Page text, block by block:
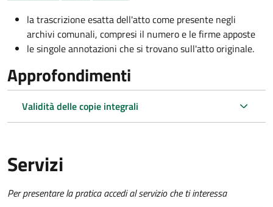
la trascrizione esatta dell'atto come presente negli
archivi comunali, compresi il numero e le firme apposte
le singole annotazioni che si trovano sull'atto originale.
Approfondimenti
Validità delle copie integrali
Servizi
Per presentare la pratica accedi al servizio che ti interessa